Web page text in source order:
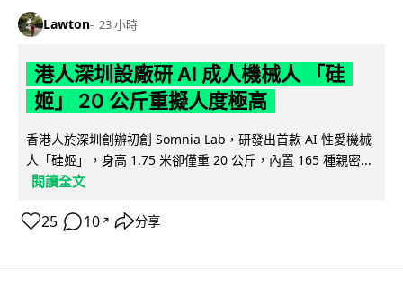
Lawton 23 小時
港人深圳設廠研 AI 成人機械人 「硅
姬」 20 公斤重擬人度極高
香港人於深圳創辦初創 Somnia Lab，研發出首款 AI 性愛機械
人「硅姬」，身高 1.75 米卻僅重 20 公斤，內置 165 種親密...
閱讀全文
25 10 ↗ 分享